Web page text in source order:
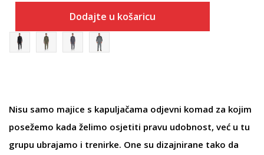
Dodajte u košaricu
Nisu samo majice s kapuljačama odjevni komad za kojim
posežemo kada želimo osjetiti pravu udobnost, već u tu
grupu ubrajamo i trenirke. One su dizajnirane tako da